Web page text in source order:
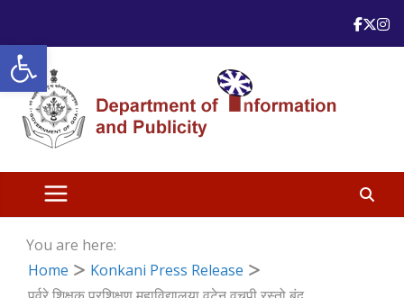
Open toolbar
content
You are here:
Home
Konkani Press Release